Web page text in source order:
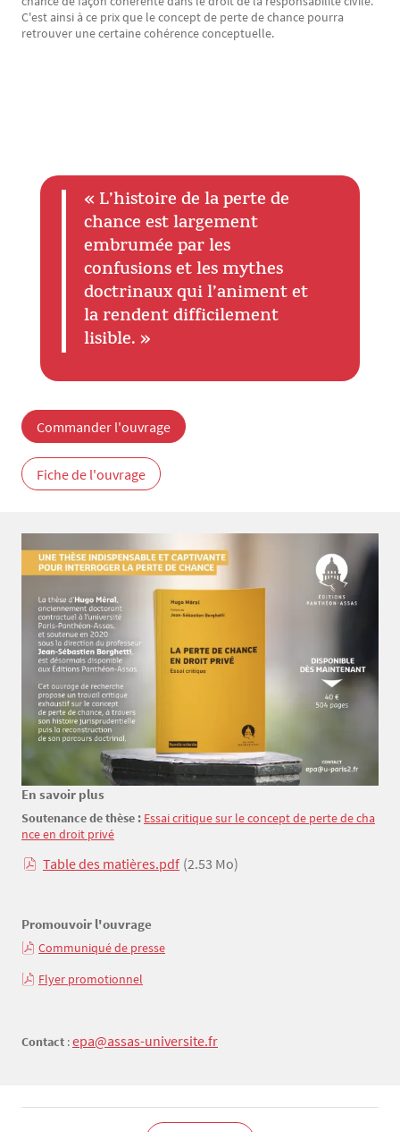
C'est ainsi à ce prix que le concept de perte de chance pourra
retrouver une certaine cohérence conceptuelle.
Texte
« L’histoire de la perte de
chance est largement
embrumée par les
confusions et les mythes
doctrinaux qui l’animent et
la rendent difficilement
lisible. »
Commander l'ouvrage
Fiche de l'ouvrage
Texte
En savoir plus
Soutenance de thèse : Essai critique sur le concept de perte de cha
nce en droit privé
Table des matières.pdf (2.53 Mo)
Promouvoir l'ouvrage
Communiqué de presse
Flyer promotionnel
Contact :epa@assas-universite.fr